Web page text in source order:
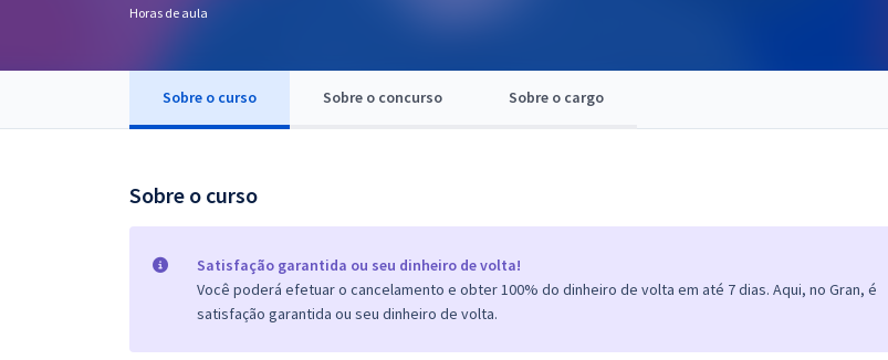
OAB
Questões grátis
Conteúdo gratuito
Horas de aula
Sobre o curso Sobre o concurso Sobre o cargo
Sobre o curso
Satisfação garantida ou seu dinheiro de volta!
Você poderá efetuar o cancelamento e obter 100% do dinheiro de volta em até 7 dias. Aqui, no Gran, é
satisfação garantida ou seu dinheiro de volta.